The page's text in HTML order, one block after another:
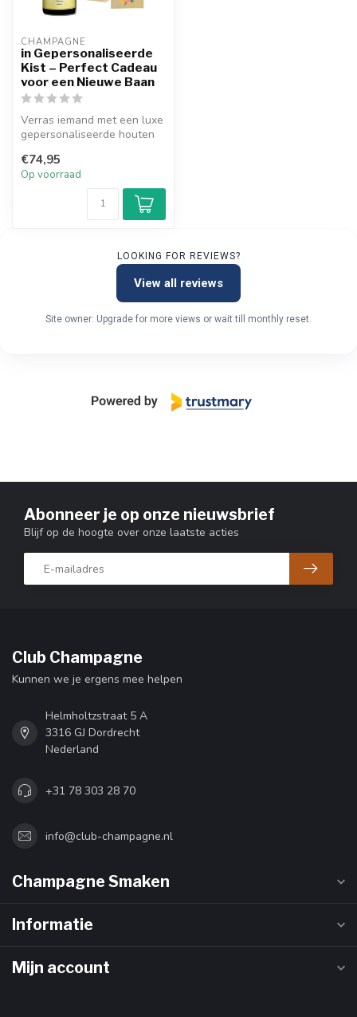
CHAMPAGNE
in Gepersonaliseerde
Kist – Perfect Cadeau
voor een Nieuwe Baan
Verras iemand met een luxe
gepersonaliseerde houten
na...
€74,95
Op voorraad
LOOKING FOR REVIEWS?
View all reviews
Site owner: Upgrade for more views or wait till monthly reset.
Abonneer je op onze nieuwsbrief
Blijf op de hoogte over onze laatste acties
Club Champagne
Kunnen we je ergens mee helpen
Helmholtzstraat 5 A
3316 GJ Dordrecht
Nederland
+31 78 303 28 70
info@club-champagne.nl
Champagne Smaken
Informatie
Mijn account